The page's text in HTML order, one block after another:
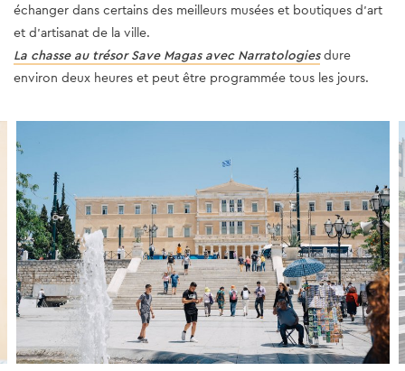
échanger dans certains des meilleurs musées et boutiques d'art
et d'artisanat de la ville.
La chasse au trésor Save Magas avec Narratologiesdure
environ deux heures et peut être programmée tous les jours.